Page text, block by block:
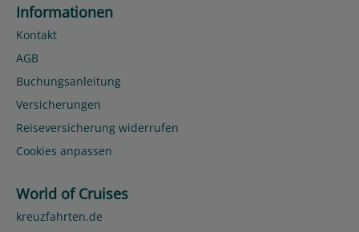
Informationen
Kontakt
AGB
Buchungsanleitung
Versicherungen
Reiseversicherung widerrufen
Cookies anpassen
World of Cruises
kreuzfahrten.de